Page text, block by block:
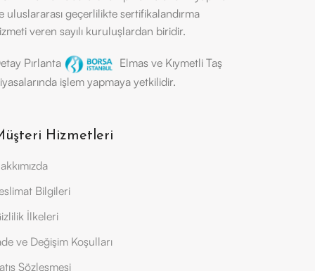
uluslararası geçerlilikte sertifikalandırma
veren sayılı kuruluşlardan biridir.
Pırlanta
Elmas ve Kıymetli Taş
işlem yapmaya yetkilidir.
Hizmetleri
Bilgileri
İlkeleri
ve Değişim Koşulları
Sözleşmesi